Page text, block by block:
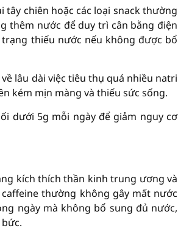
tây chiên hoặc các loại snack thường
thêm nước để duy trì cân bằng điện
thiếu nước nếu không được bổ
lâu dài việc tiêu thụ quá nhiều natri
kém mịn màng và thiếu sức sống.
dưới 5g mỗi ngày để giảm nguy cơ
kích thích thần kinh trung ương và
thường không gây mất nước
ngày mà không bổ sung đủ nước,